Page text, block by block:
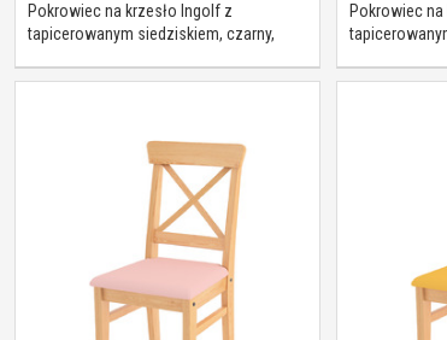
Pokrowiec na krzesło Ingolf z
tapicerowanym siedziskiem, czarny,
Pokrowiec